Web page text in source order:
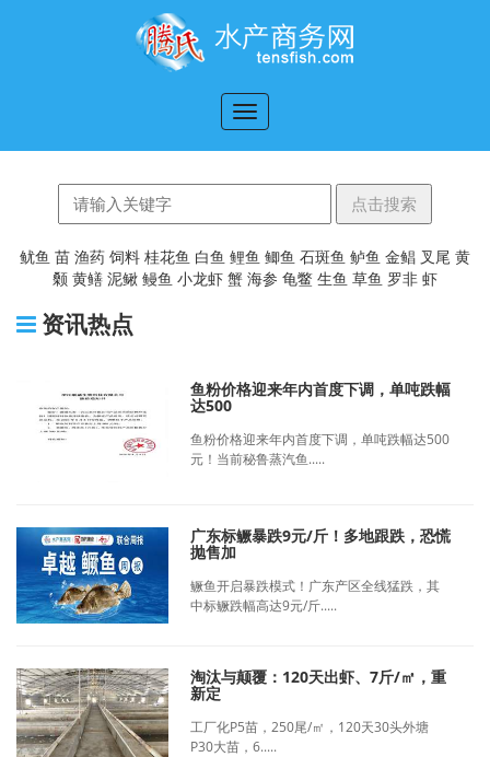
切
换
导
航
鱿鱼 苗 渔药 饲料 桂花鱼 白鱼 鲤鱼 鲫鱼 石斑鱼 鲈鱼 金鲳 叉尾 黄
颡 黄鳝 泥鳅 鳗鱼 小龙虾 蟹 海参 龟鳖 生鱼 草鱼 罗非 虾
资讯热点
鱼粉价格迎来年内首度下调，单吨跌幅
达500
鱼粉价格迎来年内首度下调，单吨跌幅达500
元！当前秘鲁蒸汽鱼.....
广东标鳜暴跌9元/斤！多地跟跌，恐慌
抛售加
鳜鱼开启暴跌模式！广东产区全线猛跌，其
中标鳜跌幅高达9元/斤.....
淘汰与颠覆：120天出虾、7斤/㎡，重
新定
工厂化P5苗，250尾/㎡，120天30头外塘
P30大苗，6.....